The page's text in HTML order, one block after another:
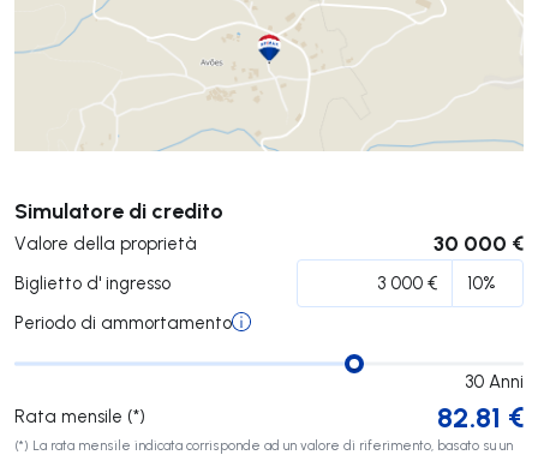
Simulatore di credito
Valore della proprietà 30 000 €
Biglietto d' ingresso
Periodo di ammortamento
30 Anni
Rata mensile (*)
82.81 €
(*) La rata mensile indicata corrisponde ad un valore di riferimento, basato su un
Invia